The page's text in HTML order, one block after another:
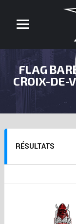
FLAG
CROIX-DE-
RÉSULTATS